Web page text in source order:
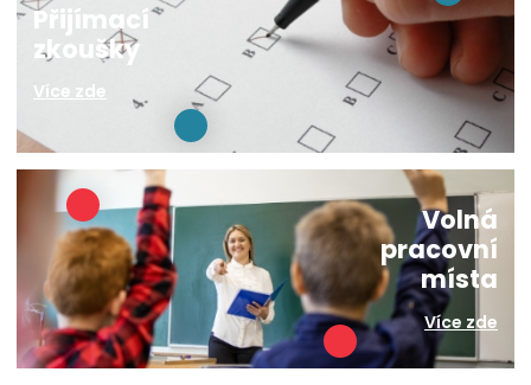
Přijímací
zkoušky
Více zde
Volná
pracovní
místa
Více zde